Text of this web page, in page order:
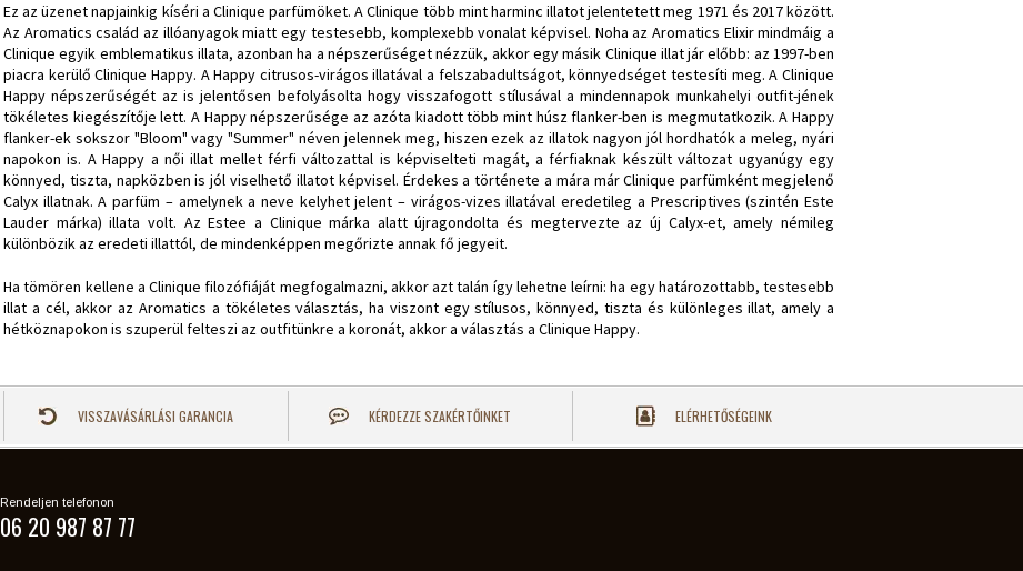
Ez az üzenet napjainkig kíséri a Clinique parfümöket. A Clinique több mint harminc illatot jelentetett meg 1971 és 2017 között.
Az Aromatics család az illóanyagok miatt egy testesebb, komplexebb vonalat képvisel. Noha az Aromatics Elixir mindmáig a
Clinique egyik emblematikus illata, azonban ha a népszerűséget nézzük, akkor egy másik Clinique illat jár előbb: az 1997-ben
piacra kerülő Clinique Happy. A Happy citrusos-virágos illatával a felszabadultságot, könnyedséget testesíti meg. A Clinique
Happy népszerűségét az is jelentősen befolyásolta hogy visszafogott stílusával a mindennapok munkahelyi outfit-jének
tökéletes kiegészítője lett. A Happy népszerűsége az azóta kiadott több mint húsz flanker-ben is megmutatkozik. A Happy
flanker-ek sokszor "Bloom" vagy "Summer" néven jelennek meg, hiszen ezek az illatok nagyon jól hordhatók a meleg, nyári
napokon is. A Happy a női illat mellet férfi változattal is képviselteti magát, a férfiaknak készült változat ugyanúgy egy
könnyed, tiszta, napközben is jól viselhető illatot képvisel. Érdekes a története a mára már Clinique parfümként megjelenő
Calyx illatnak. A parfüm – amelynek a neve kelyhet jelent – virágos-vizes illatával eredetileg a Prescriptives (szintén Este
Lauder márka) illata volt. Az Estee a Clinique márka alatt újragondolta és megtervezte az új Calyx-et, amely némileg
különbözik az eredeti illattól, de mindenképpen megőrizte annak fő jegyeit.
Ha tömören kellene a Clinique filozófiáját megfogalmazni, akkor azt talán így lehetne leírni: ha egy határozottabb, testesebb
illat a cél, akkor az Aromatics a tökéletes választás, ha viszont egy stílusos, könnyed, tiszta és különleges illat, amely a
hétköznapokon is szuperül felteszi az outfitünkre a koronát, akkor a választás a Clinique Happy.
VISSZAVÁSÁRLÁSI GARANCIA KÉRDEZZE SZAKÉRTŐINKET ELÉRHETŐSÉGEINK
Rendeljen telefonon
06 20 987 87 77